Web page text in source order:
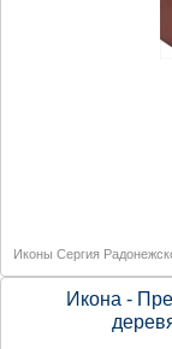
Иконы Сергия
Икона -